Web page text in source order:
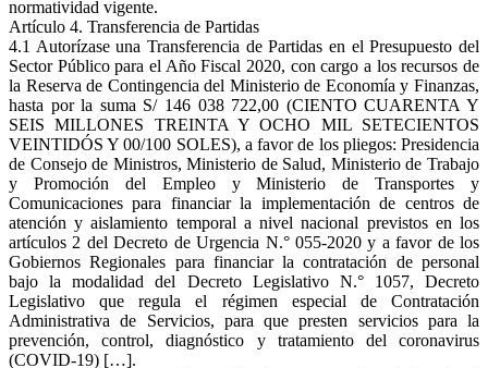
normatividad vigente.
Artículo 4. Transferencia de Partidas
4.1 Autorízase una Transferencia de Partidas en el Presupuesto del
Sector Público para el Año Fiscal 2020, con cargo a los recursos de
la Reserva de Contingencia del Ministerio de Economía y Finanzas,
hasta por la suma S/ 146 038 722,00 (CIENTO CUARENTA Y
SEIS MILLONES TREINTA Y OCHO MIL SETECIENTOS
VEINTIDÓS Y 00/100 SOLES), a favor de los pliegos: Presidencia
de Consejo de Ministros, Ministerio de Salud, Ministerio de Trabajo
y Promoción del Empleo y Ministerio de Transportes y
Comunicaciones para financiar la implementación de centros de
atención y aislamiento temporal a nivel nacional previstos en los
artículos 2 del Decreto de Urgencia N.° 055-2020 y a favor de los
Gobiernos Regionales para financiar la contratación de personal
bajo la modalidad del Decreto Legislativo N.° 1057, Decreto
Legislativo que regula el régimen especial de Contratación
Administrativa de Servicios, para que presten servicios para la
prevención, control, diagnóstico y tratamiento del coronavirus
(COVID-19) […].